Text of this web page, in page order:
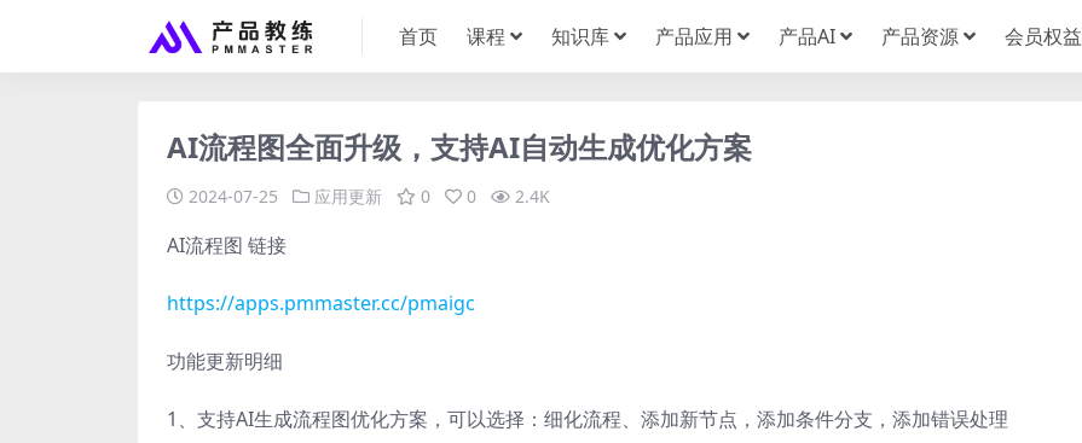
首页 课程 知识库 产品应用 产品AI 产品资源 会员权益
AI流程图全面升级，支持AI自动生成优化方案
2024-07-25 应用更新 0 0 2.4K
AI流程图 链接
https://apps.pmmaster.cc/pmaigc
功能更新明细
1、支持AI生成流程图优化方案，可以选择：细化流程、添加新节点，添加条件分支，添加错误处理